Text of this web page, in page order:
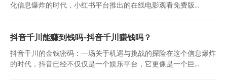
化信息爆炸的时代，小红书平台推出的在线电影观看免费版...
抖音千川能赚到钱吗-抖音千川赚钱吗？
抖音千川的金钱密码：一场关于机遇与挑战的探险在这个信息爆炸
的时代，抖音已经不仅仅是一个娱乐平台，它更像是一个巨...